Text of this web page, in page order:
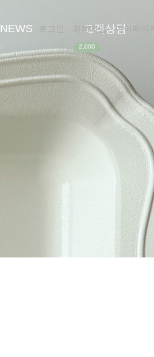
NEWS 고객상담
로그인
회원가입
▲
2,000
마이페이지